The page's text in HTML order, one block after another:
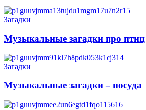
Загадки
Музыкальные загадки про птиц
Загадки
Музыкальные загадки – посуда